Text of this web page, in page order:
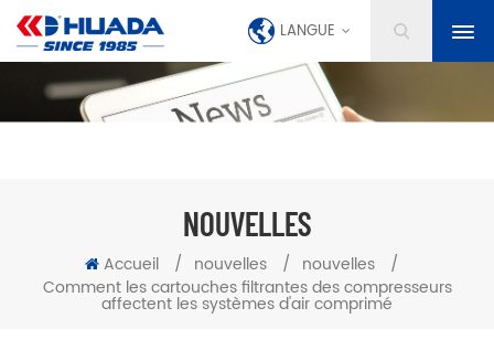
LANGUE
NOUVELLES
Accueil / nouvelles / nouvelles
/
Comment les cartouches filtrantes des compresseurs
affectent les systèmes d'air comprimé